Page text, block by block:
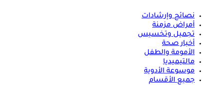
نصائح وإرشادات
أمراض مزمنة
تجميل وتخسيس
أخبار صحة
الأمومة والطفل
مالتيميديا
موسوعة الأدوية
جميع الأقسام